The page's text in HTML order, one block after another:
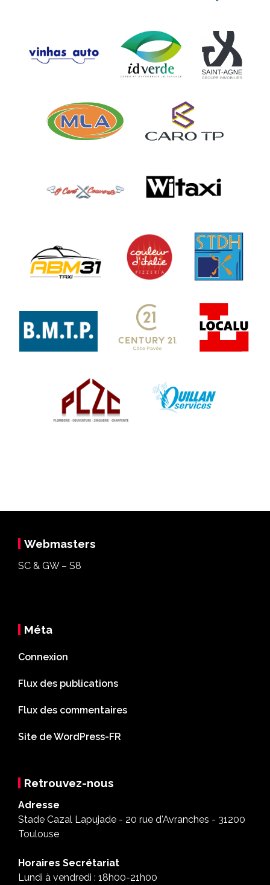
Webmasters
SC & GW – S8
Méta
Connexion
Flux des publications
Flux des commentaires
Site de WordPress-FR
Retrouvez-nous
Adresse
Stade Cazal Lapujade - 20 rue d'Avranches - 31200
Toulouse
Horaires Secrétariat
Lundi à vendredi : 18h00-21h00